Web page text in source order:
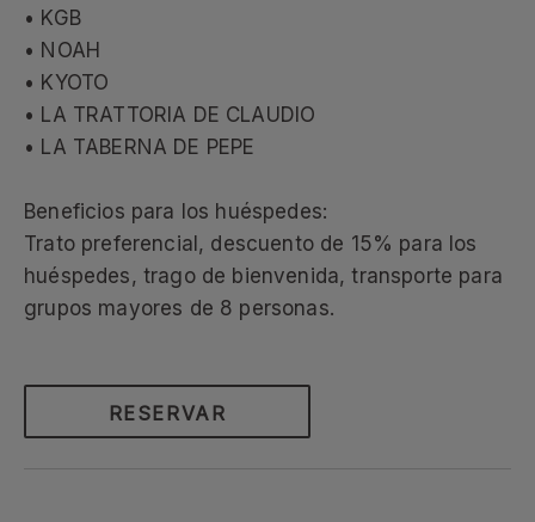
• KGB
• NOAH
• KYOTO
• LA TRATTORIA DE CLAUDIO
• LA TABERNA DE PEPE
Beneficios para los huéspedes:
Trato preferencial, descuento de 15% para los
huéspedes, trago de bienvenida, transporte para
grupos mayores de 8 personas.
RESERVAR